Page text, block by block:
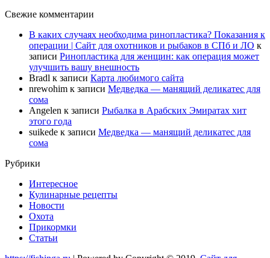
Свежие комментарии
В каких случаях необходима ринопластика? Показания к
операции | Сайт для охотников и рыбаков в СПб и ЛО к
записи Ринопластика для женщин: как операция может
улучшить вашу внешность
Bradl к записи Карта любимого сайта
nrewohim к записи Медведка — манящий деликатес для
сома
Angelen к записи Рыбалка в Арабских Эмиратах хит
этого года
suikede к записи Медведка — манящий деликатес для
сома
Рубрики
Интересное
Кулинарные рецепты
Новости
Охота
Прикормки
Статьи